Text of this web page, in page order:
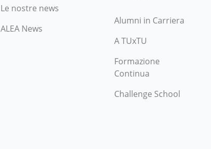
Le nostre news
ALEA News
Alumni in Carriera
A TUxTU
Formazione
Continua
Challenge School